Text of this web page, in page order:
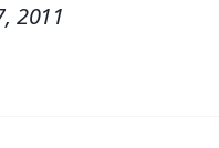
2011